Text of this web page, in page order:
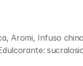
Aromi, Infuso